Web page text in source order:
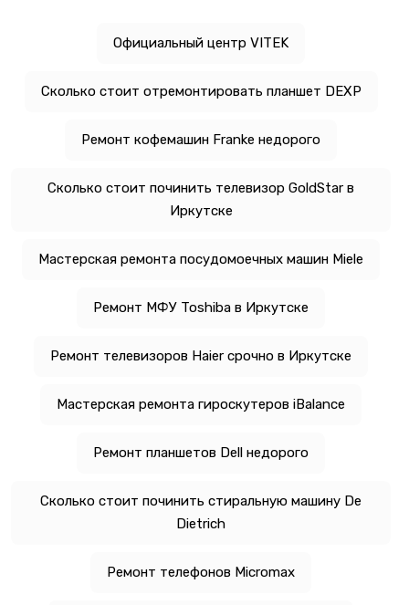
Официальный центр VITEK
Сколько стоит отремонтировать планшет DEXP
Ремонт кофемашин Franke недорого
Сколько стоит починить телевизор GoldStar в
Иркутске
Мастерская ремонта посудомоечных машин Miele
Ремонт МФУ Toshiba в Иркутске
Ремонт телевизоров Haier срочно в Иркутске
Мастерская ремонта гироскутеров iBalance
Ремонт планшетов Dell недорого
Сколько стоит починить стиральную машину De
Dietrich
Ремонт телефонов Micromax